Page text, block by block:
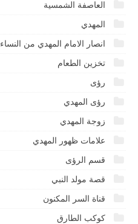
العاصفة الشمسية
المهدي
انصار الامام المهدي من النساء
تخزين الطعام
رؤى
رؤى المهدي
زوجة المهدي
علامات ظهور المهدي
قسم الرؤى
قصة مولد النبي
قناة السر المكنون
كوكب الطارق